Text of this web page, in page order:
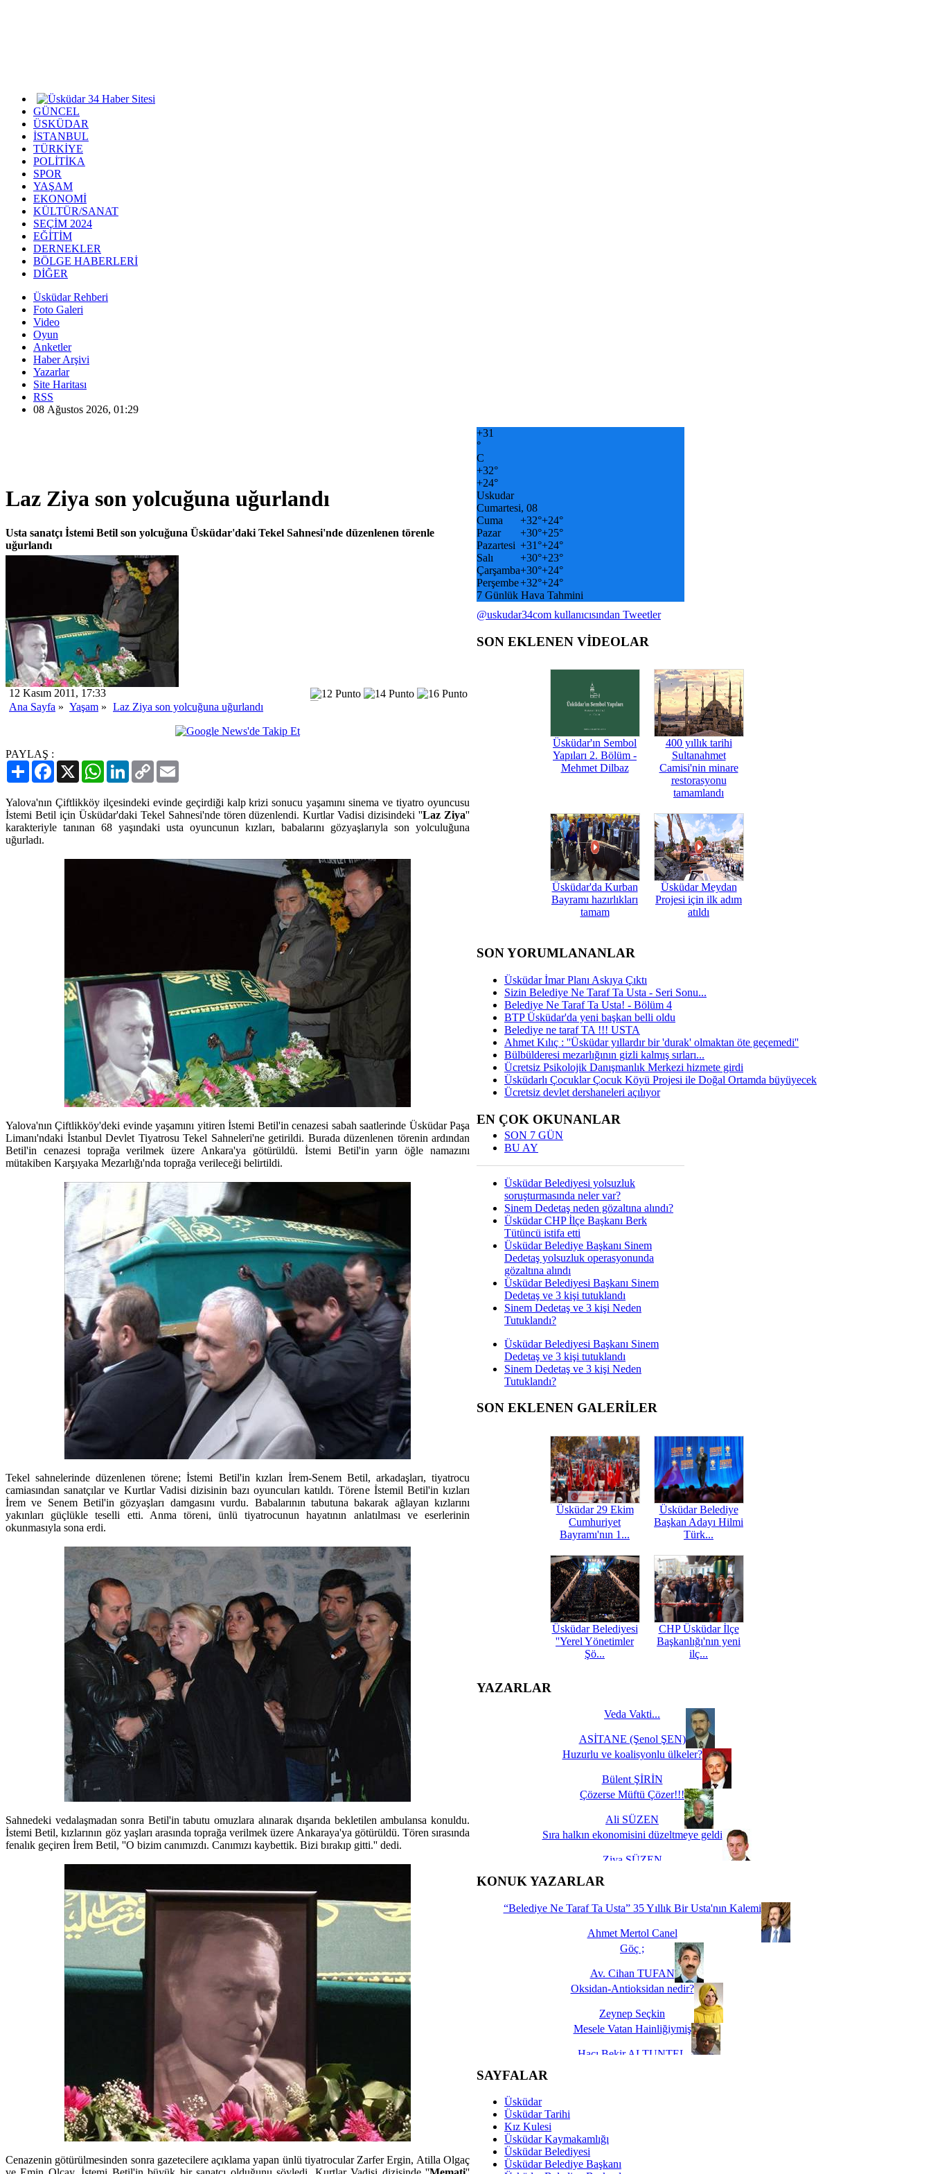
GÜNCEL
ÜSKÜDAR
İSTANBUL
TÜRKİYE
POLİTİKA
SPOR
YAŞAM
EKONOMİ
KÜLTÜR/SANAT
SEÇİM 2024
EĞİTİM
DERNEKLER
BÖLGE HABERLERİ
DİĞER
Üsküdar Rehberi
Foto Galeri
Video
Oyun
Anketler
Haber Arşivi
Yazarlar
Site Haritası
RSS
08 Ağustos 2026, 01:29
Laz Ziya son yolcuğuna uğurlandı
Usta sanatçı İstemi Betil son yolcuğuna Üsküdar'daki Tekel Sahnesi'nde düzenlenen törenle
uğurlandı
12 Kasım 2011, 17:33
Ana Sayfa » Yaşam » Laz Ziya son yolcuğuna uğurlandı
PAYLAŞ :
PaylaşFacebook
X WhatsAppLinkedIn
Copy
Link
Yalova'nın Çiftlikköy ilçesindeki evinde geçirdiği kalp krizi sonucu yaşamını sinema ve tiyatro oyuncusu
İstemi Betil için Üsküdar'daki Tekel Sahnesi'nde tören düzenlendi. Kurtlar Vadisi dizisindeki ''Laz Ziya''
karakteriyle tanınan 68 yaşındaki usta oyuncunun kızları, babalarını gözyaşlarıyla son yolculuğuna
uğurladı.
Yalova'nın Çiftlikköy'deki evinde yaşamını yitiren İstemi Betil'in cenazesi sabah saatlerinde Üsküdar Paşa
Limanı'ndaki İstanbul Devlet Tiyatrosu Tekel Sahneleri'ne getirildi. Burada düzenlenen törenin ardından
Betil'in cenazesi toprağa verilmek üzere Ankara'ya götürüldü. İstemi Betil'in yarın öğle namazını
mütakiben Karşıyaka Mezarlığı'nda toprağa verileceği belirtildi.
Tekel sahnelerinde düzenlenen törene; İstemi Betil'in kızları İrem-Senem Betil, arkadaşları, tiyatrocu
camiasından sanatçılar ve Kurtlar Vadisi dizisinin bazı oyuncuları katıldı. Törene İstemil Betil'in kızları
İrem ve Senem Betil'in gözyaşları damgasını vurdu. Babalarının tabutuna bakarak ağlayan kızlarını
yakınları güçlükle teselli etti. Anma töreni, ünlü tiyatrocunun hayatının anlatılması ve eserlerinin
okunmasıyla sona erdi.
Sahnedeki vedalaşmadan sonra Betil'in tabutu omuzlara alınarak dışarıda bekletilen ambulansa konuldu.
İstemi Betil, kızlarının göz yaşları arasında toprağa verilmek üzere Ankaraya'ya götürüldü. Tören sırasında
fenalık geçiren İrem Betil, ''O bizim canımızdı. Canımızı kaybettik. Bizi bırakıp gitti.'' dedi.
Cenazenin götürülmesinden sonra gazetecilere açıklama yapan ünlü tiyatrocular Zarfer Ergin, Atilla Olgaç
+31
°
C
+32°
+24°
Uskudar
Cumartesi, 08
Cuma
+32°+24°
Pazar
+30°+25°
Pazartesi +31°+24°
Salı
+30°+23°
Çarşamba+30°+24°
Perşembe+32°+24°
7 Günlük Hava Tahmini
@uskudar34com kullanıcısından Tweetler
SON EKLENEN VİDEOLAR
Üsküdar'ın Sembol
Yapıları 2. Bölüm -
Mehmet Dilbaz
400 yıllık tarihi
Sultanahmet
Camisi'nin minare
restorasyonu
tamamlandı
Üsküdar'da Kurban
Bayramı hazırlıkları
tamam
Üsküdar Meydan
Projesi için ilk adım
atıldı
SON YORUMLANANLAR
Üsküdar İmar Planı Askıya Çıktı
Sizin Belediye Ne Taraf Ta Usta - Seri Sonu...
Belediye Ne Taraf Ta Usta! - Bölüm 4
BTP Üsküdar'da yeni başkan belli oldu
Belediye ne taraf TA !!! USTA
Ahmet Kılıç : ''Üsküdar yıllardır bir 'durak' olmaktan öte geçemedi''
Bülbülderesi mezarlığının gizli kalmış sırları...
Ücretsiz Psikolojik Danışmanlık Merkezi hizmete girdi
Üsküdarlı Çocuklar Çocuk Köyü Projesi ile Doğal Ortamda büyüyecek
Ücretsiz devlet dershaneleri açılıyor
EN ÇOK OKUNANLAR
SON 7 GÜN
BU AY
Üsküdar Belediyesi yolsuzluk
soruşturmasında neler var?
Sinem Dedetaş neden gözaltına alındı?
Üsküdar CHP İlçe Başkanı Berk
Tütüncü istifa etti
Üsküdar Belediye Başkanı Sinem
Dedetaş yolsuzluk operasyonunda
gözaltına alındı
Üsküdar Belediyesi Başkanı Sinem
Dedetaş ve 3 kişi tutuklandı
Sinem Dedetaş ve 3 kişi Neden
Tutuklandı?
Üsküdar Belediyesi Başkanı Sinem
Dedetaş ve 3 kişi tutuklandı
Sinem Dedetaş ve 3 kişi Neden
Tutuklandı?
SON EKLENEN GALERİLER
Üsküdar 29 Ekim
Cumhuriyet
Bayramı'nın 1...
Üsküdar Belediye
Başkan Adayı Hilmi
Türk...
Üsküdar Belediyesi
''Yerel Yönetimler
Şö...
CHP Üsküdar İlçe
Başkanlığı'nın yeni
ilç...
YAZARLAR
Veda Vakti...
ASİTANE (Şenol ŞEN)
Huzurlu ve koalisyonlu ülkeler?
Bülent ŞİRİN
Çözerse Müftü Çözer!!!
Ali SÜZEN
Sıra halkın ekonomisini düzeltmeye geldi
Ziya SÜZEN
İşte Biz buyuz...
KONUK YAZARLAR
“Belediye Ne Taraf Ta Usta” 35 Yıllık Bir Usta'nın Kalemi
Ahmet Mertol Canel
Göç ;
Av. Cihan TUFAN
Oksidan-Antioksidan nedir?
Zeynep Seçkin
Mesele Vatan Hainliğiymiş
Hacı Bekir ALTUNTEL
Dünya Fani, Ama Kısa Bir Süre De Olsa Burdayız
Savaş ŞENEL
Hukukun Adaleti Kalmadı Üstadım!
SAYFALAR
Üsküdar
Üsküdar Tarihi
Kız Kulesi
Üsküdar Kaymakamlığı
Üsküdar Belediyesi
Üsküdar Belediye Başkanı